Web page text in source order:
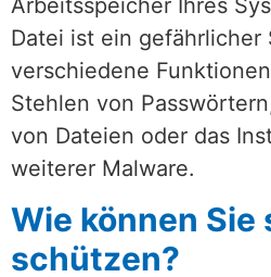
Arbeitsspeicher Ihres
Datei ist ein gefährlicher
verschiedene
Stehlen von
von Dateien oder das
weiterer Malware.
Wie können Sie
schützen?